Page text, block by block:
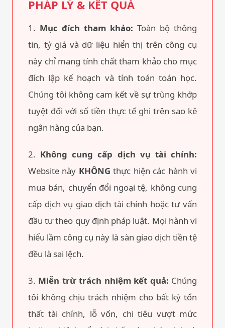
này chỉ mang tính chất tham khảo cho mục
đích lập kế hoạch và tính toán toán học.
Chúng tôi không cam kết về sự trùng khớp
tuyệt đối với số tiền thực tế ghi trên sao kê
ngân hàng của bạn.
2.Không cung cấp dịch vụ tài chính:
mua bán, chuyển đổi ngoại tệ, không cung
cấp dịch vụ giao dịch tài chính hoặc tư vấn
đầu tư theo quy định pháp luật. Mọi hành vi
hiểu lầm công cụ này là sàn giao dịch tiền tệ
đều là sai lệch.
3.Miễn trừ trách nhiệm kết quả:
thất tài chính, lỗ vốn, chi tiêu vượt mức
hoặc sai lệch sổ sách kế toán phát sinh từ
việc người dùng dựa vào số liệu của công